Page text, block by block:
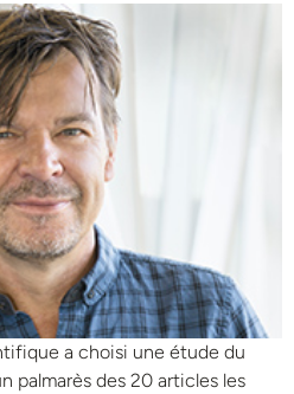
a choisi une étude du
palmarès des 20 articles les